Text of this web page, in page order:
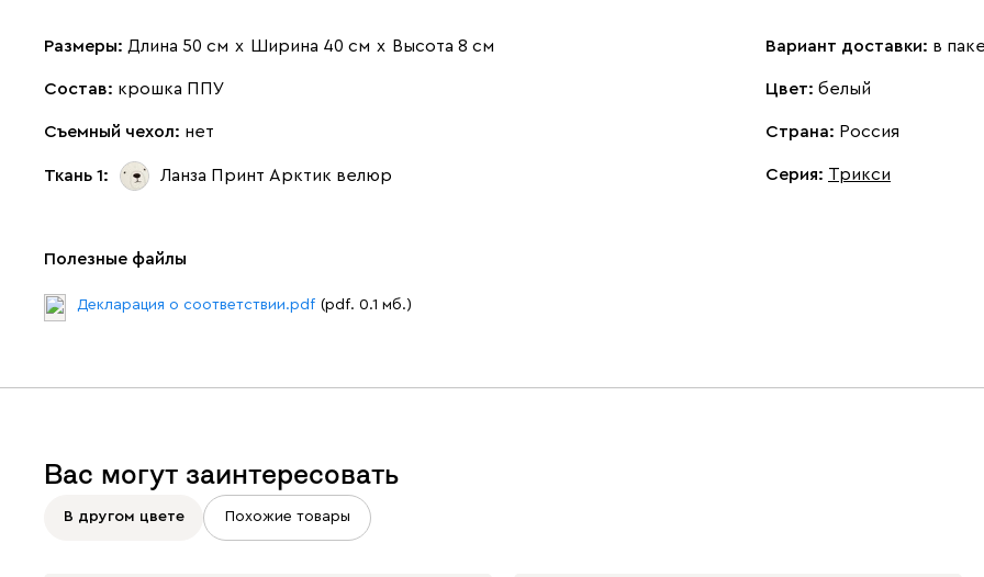
Размеры: Длина 50 см х Ширина 40 см х Высота 8 см
Состав: крошка ППУ
Съемный чехол: нет
Ткань 1: Ланза Принт Арктик велюр
Вариант доставки: в
Цвет: белый
Страна: Россия
Серия: Трикси
Полезные файлы
Декларация о соответствии.pdf (pdf. 0.1 мб.)
Вас могут заинтересовать
В другом цвете Похожие товары